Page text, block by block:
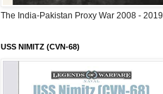
The India-Pakistan Proxy War 2008 - 2019
USS NIMITZ (CVN-68)